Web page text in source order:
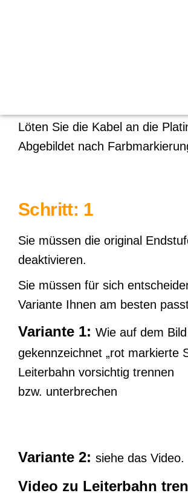
Löten Sie die Kabel an die
Abgebildet nach
Schritt: 1
Sie müssen die original
deaktivieren.
Sie müssen für sich
Variante Ihnen am besten
Variante 1: Wie auf dem Bild
gekennzeichnet „rot markierte
Leiterbahn vorsichtig trennen
bzw. unterbrechen
Variante 2: siehe das Video.
Video zu Leiterbahn